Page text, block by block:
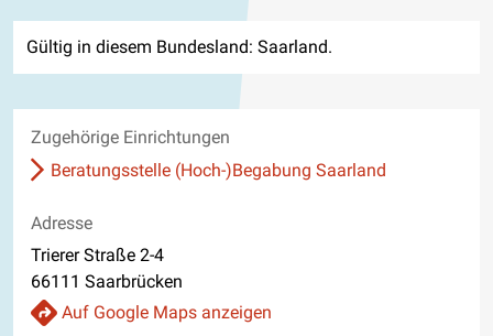
Gültig in diesem Bundesland: Saarland.
Zugehörige Einrichtungen
Beratungsstelle (Hoch-)Begabung Saarland
Adresse
Trierer Straße 2-4
66111 Saarbrücken
Auf Google Maps anzeigen